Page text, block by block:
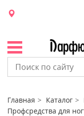
Главная Каталог
Профсредства для